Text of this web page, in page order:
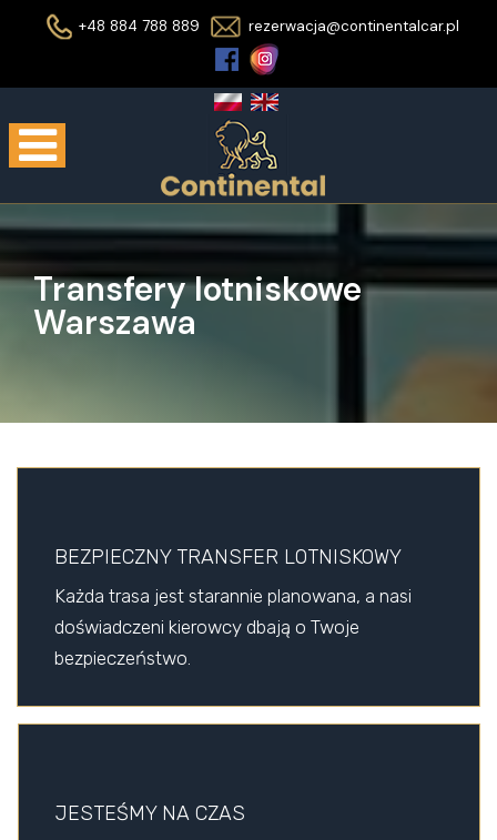
+48 884 788 889 rezerwacja@continentalcar.pl
Transfery lotniskowe
Warszawa
BEZPIECZNY TRANSFER LOTNISKOWY
Każda trasa jest starannie planowana, a nasi
doświadczeni kierowcy dbają o Twoje
bezpieczeństwo.
JESTEŚMY NA CZAS